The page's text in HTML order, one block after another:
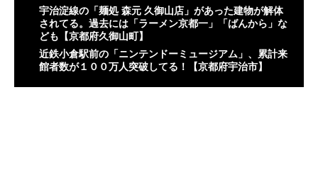
宇治淀線の「麺処 森元 久御山店」があった建物が解体
されてる。過去には「ラーメン京都一」「ばんから」な
ども【京都府久御山町】
近鉄小倉駅前の「ニンテンドーミュージアム」、累計来
館者数が１００万人突破してる！【京都府宇治市】